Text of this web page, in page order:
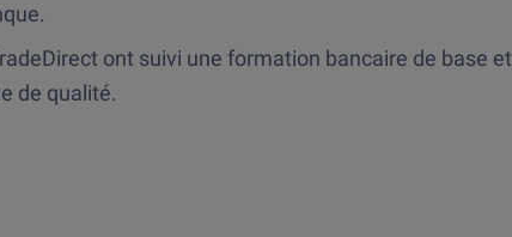
ont suivi une formation bancaire de base et
de qualité.